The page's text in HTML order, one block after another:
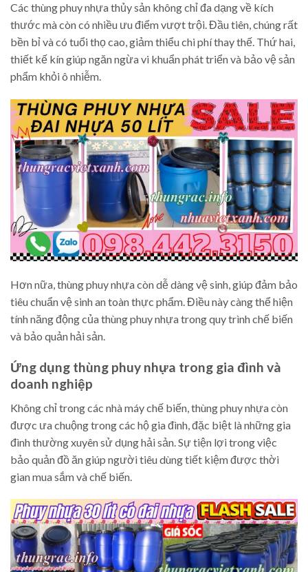
Các thùng phuy nhựa thủy sản không chỉ đa dạng về kích
thước mà còn có nhiều ưu điểm vượt trội. Đầu tiên, chúng rất
bền bỉ và có tuổi thọ cao, giảm thiểu chi phí thay thế. Thứ hai,
thiết kế kín giúp ngăn ngừa vi khuẩn phát triển và bảo vệ sản
phẩm khỏi ô nhiễm.
Hơn nữa, thùng phuy nhựa còn dễ dàng vệ sinh, giúp đảm bảo
tiêu chuẩn vệ sinh an toàn thực phẩm. Điều này càng thể hiện
tính năng động của thùng phuy nhựa trong quy trình chế biến
và bảo quản hải sản.
Ứng dụng thùng phuy nhựa trong gia đình và
doanh nghiệp
Không chỉ trong các nhà máy chế biến, thùng phuy nhựa còn
được ưa chuộng trong các hộ gia đình, đặc biệt là những gia
đình thường xuyên sử dụng hải sản. Sự tiện lợi trong việc
bảo quản đồ ăn giúp người tiêu dùng tiết kiệm được thời
gian mua sắm và chế biến.